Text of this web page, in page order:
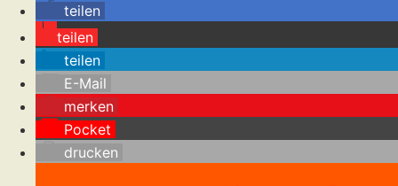
teilen
teilen
teilen
E-Mail
merken
Pocket
drucken